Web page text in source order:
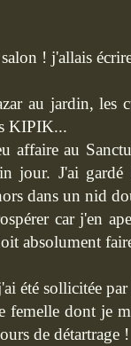
! j'allais
au jardin, les
KIPIK...
affaire au
jour. J'ai gardé
dans un nid
car j'en
absolument
été sollicitée
femelle dont je
de détartrage !